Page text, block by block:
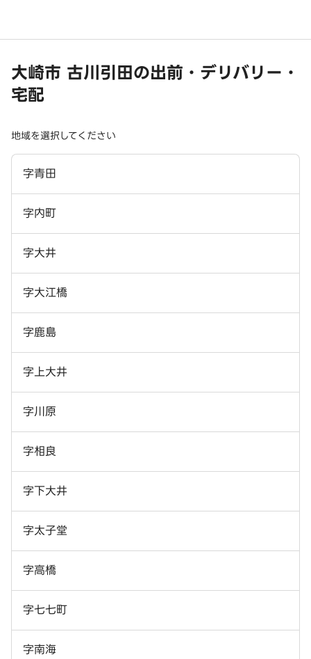
大崎市 古川引田の出前・デリバリー・
宅配
地域を選択してください
字青田
字内町
字大井
字大江橋
字鹿島
字上大井
字川原
字相良
字下大井
字太子堂
字高橋
字七七町
字南海